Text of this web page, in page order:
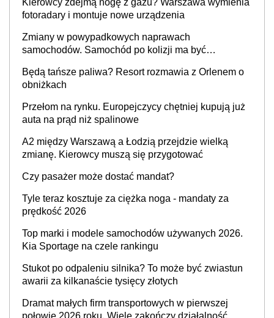
Kierowcy zdejmą nogę z gazu? Warszawa wymienia
fotoradary i montuje nowe urządzenia
Zmiany w powypadkowych naprawach
samochodów. Samochód po kolizji ma być
producenta
Będą tańsze paliwa? Resort rozmawia z Orlenem o
obniżkach
Przełom na rynku. Europejczycy chętniej kupują już
auta na prąd niż spalinowe
A2 między Warszawą a Łodzią przejdzie wielką
zmianę. Kierowcy muszą się przygotować
Czy pasażer może dostać mandat?
Tyle teraz kosztuje za ciężka noga - mandaty za
prędkość 2026
Top marki i modele samochodów używanych 2026.
Kia Sportage na czele rankingu
Stukot po odpaleniu silnika? To może być zwiastun
awarii za kilkanaście tysięcy złotych
Dramat małych firm transportowych w pierwszej
połowie 2026 roku. Wiele zakończy działalność